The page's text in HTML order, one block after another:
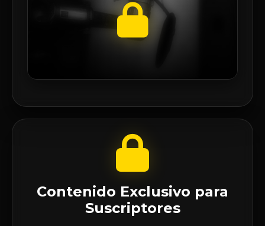
Contenido Exclusivo para
Suscriptores